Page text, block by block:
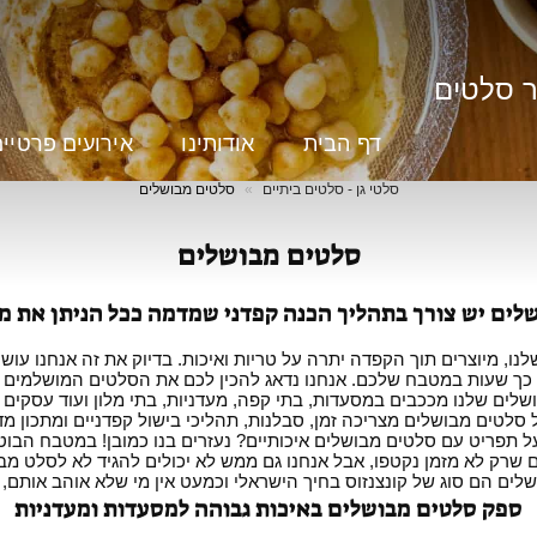
סלטים
דף הבית אודותינו אירועים
סלטי גן - סלטים ביתיים סלטים מבושלים
סלטים מבושלים
יש צורך בתהליך הכנה קפדני שמדמה ככל הניתן
מיוצרים תוך הקפדה יתרה על טריות ואיכות. בדיוק את זה אנחנו
שעות במטבח שלכם. אנחנו נדאג להכין לכם את הסלטים המושלמים
שלנו מככבים במסעדות, בתי קפה, מעדניות, בתי מלון ועוד
מבושלים מצריכה זמן, סבלנות, תהליכי בישול קפדניים ומתכון
עם סלטים מבושלים איכותיים? נעזרים בנו כמובן! במטבח
שרק לא מזמן נקטפו, אבל אנחנו גם ממש לא יכולים להגיד לא לסלט
הם סוג של קונצנזוס בחיך הישראלי וכמעט אין מי שלא אוהב אותם,
ספק סלטים מבושלים באיכות גבוהה למסעדות ומעדניות